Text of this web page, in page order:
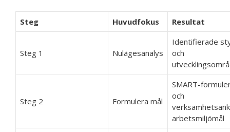
Steg Huvudfokus Resultat
Steg 1 Nulägesanalys
Identifierade
och
Steg 2 Formulera mål
SMART-
och
arbetsmiljömål